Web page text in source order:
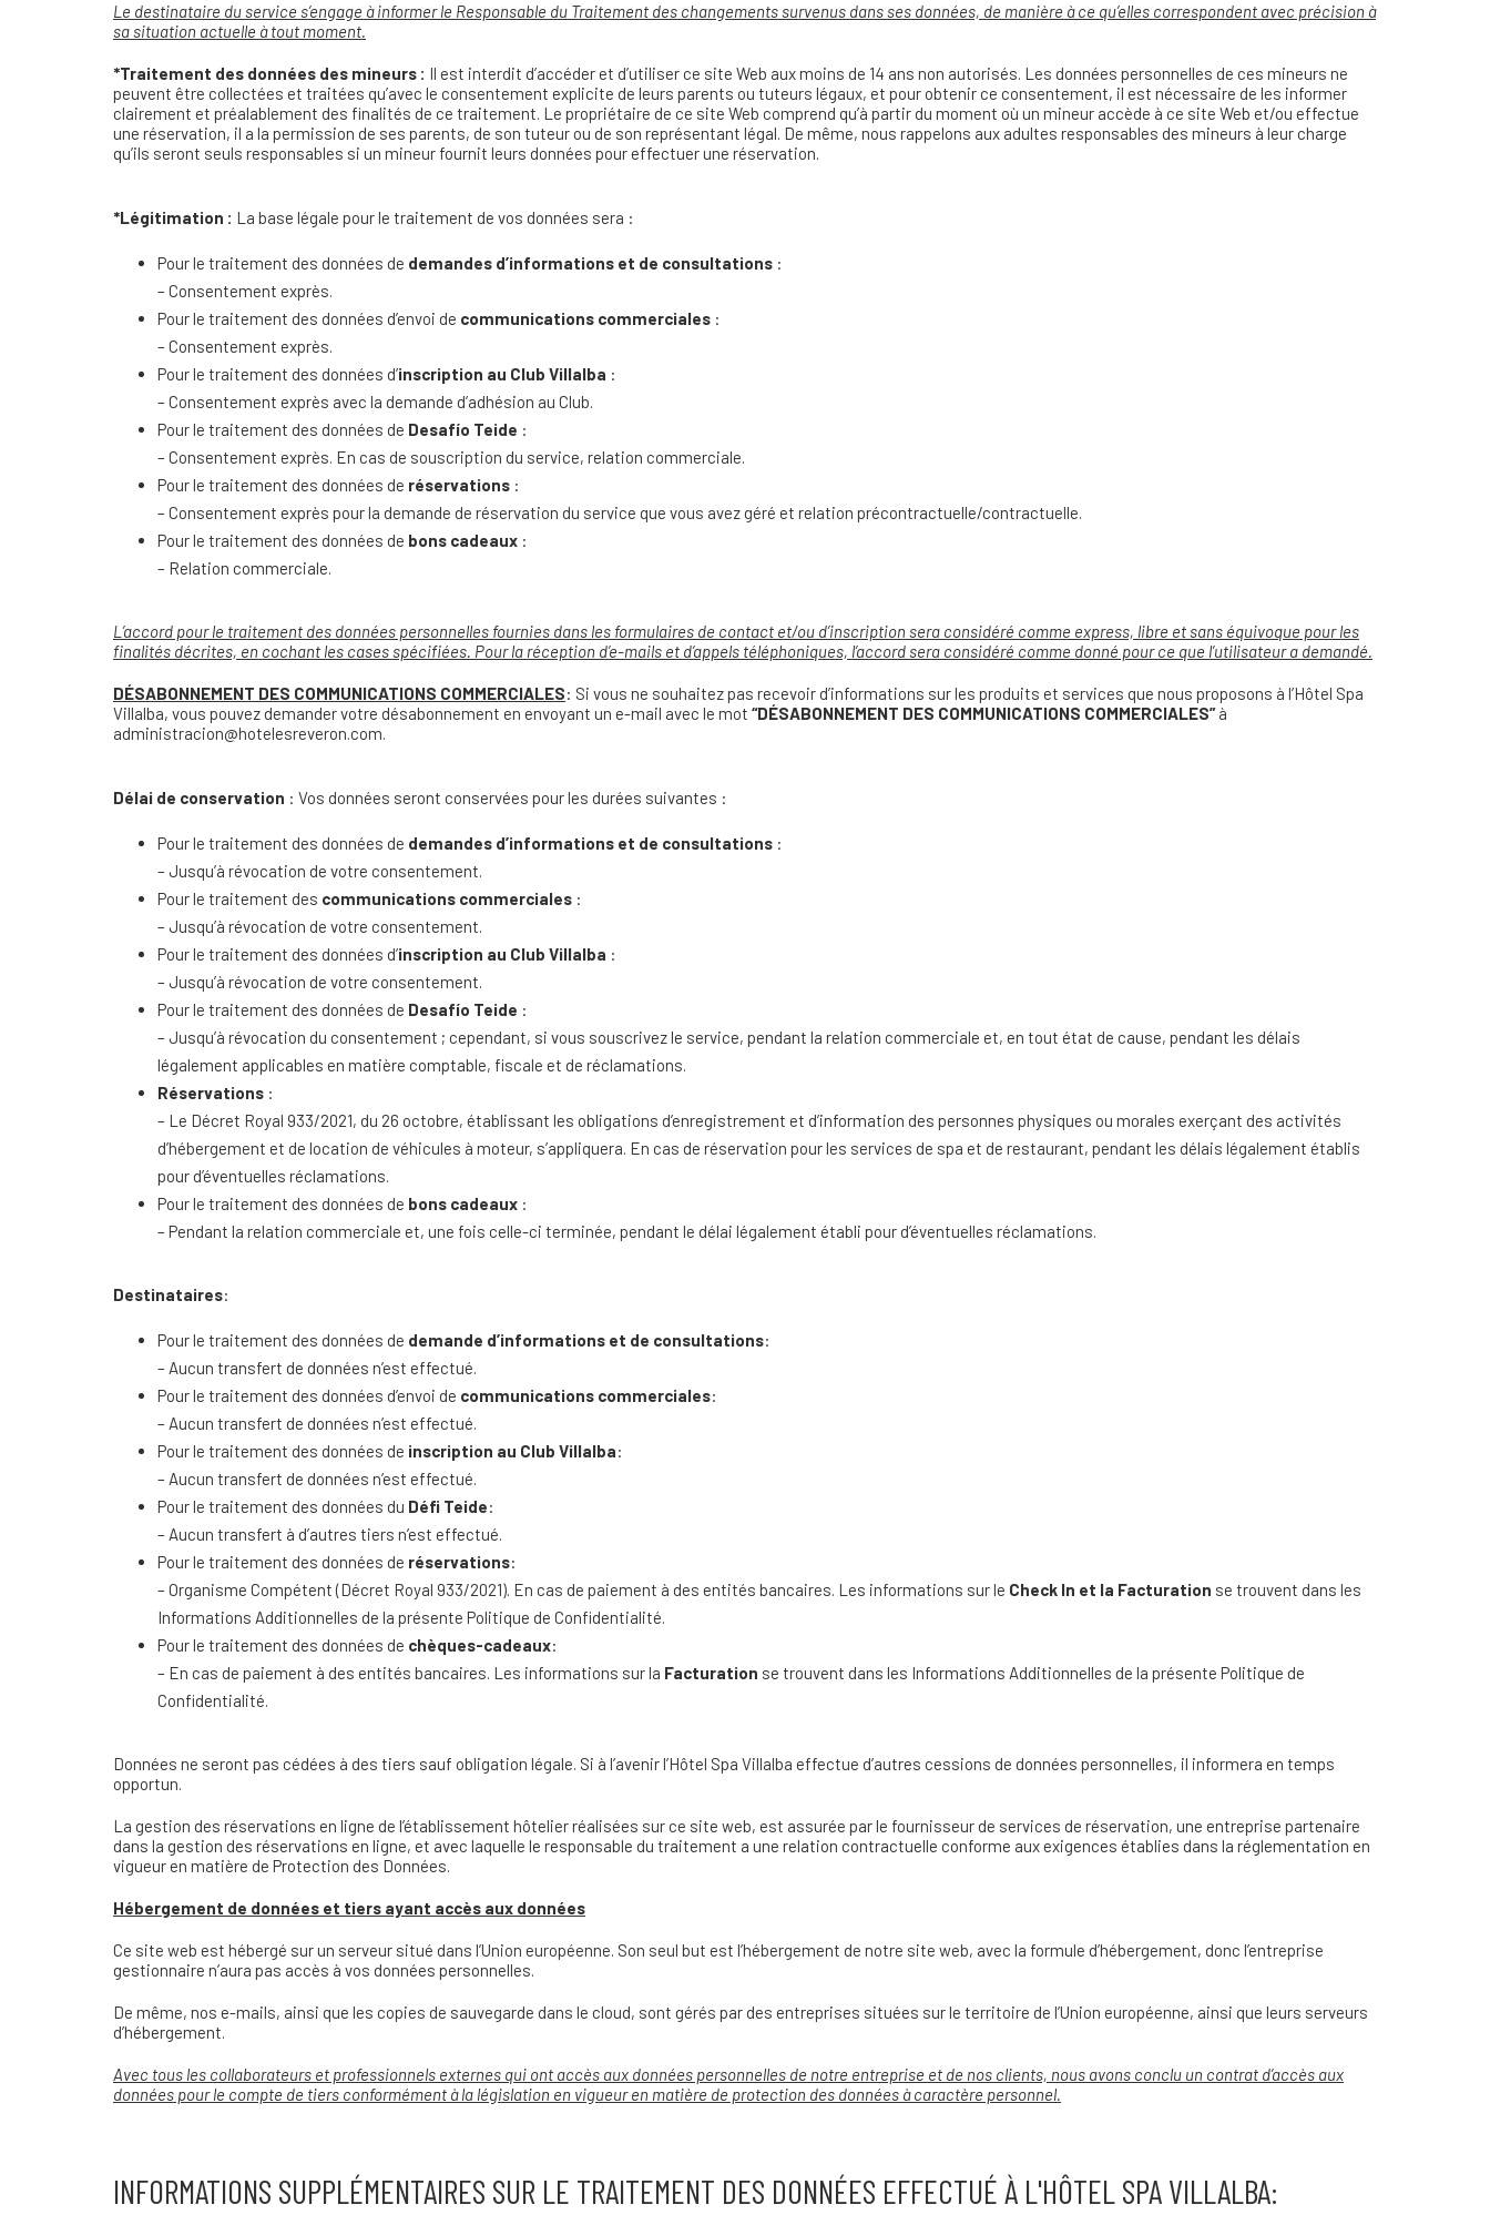
Le destinataire du service s’engage à informer le Responsable du Traitement des changements survenus dans ses données, de manière à ce qu’elles correspondent avec précision à
sa situation actuelle à tout moment.
*Traitement des données des mineurs : Il est interdit d’accéder et d’utiliser ce site Web aux moins de 14 ans non autorisés. Les données personnelles de ces mineurs ne
peuvent être collectées et traitées qu’avec le consentement explicite de leurs parents ou tuteurs légaux, et pour obtenir ce consentement, il est nécessaire de les informer
clairement et préalablement des finalités de ce traitement. Le propriétaire de ce site Web comprend qu’à partir du moment où un mineur accède à ce site Web et/ou effectue
une réservation, il a la permission de ses parents, de son tuteur ou de son représentant légal. De même, nous rappelons aux adultes responsables des mineurs à leur charge
qu’ils seront seuls responsables si un mineur fournit leurs données pour effectuer une réservation.
*Légitimation : La base légale pour le traitement de vos données sera :
Pour le traitement des données de demandes d’informations et de consultations :
– Consentement exprès.
Pour le traitement des données d’envoi de communications commerciales :
– Consentement exprès.
Pour le traitement des données d’inscription au Club Villalba :
– Consentement exprès avec la demande d’adhésion au Club.
Pour le traitement des données de Desafío Teide :
– Consentement exprès. En cas de souscription du service, relation commerciale.
Pour le traitement des données de réservations :
– Consentement exprès pour la demande de réservation du service que vous avez géré et relation précontractuelle/contractuelle.
Pour le traitement des données de bons cadeaux :
– Relation commerciale.
L’accord pour le traitement des données personnelles fournies dans les formulaires de contact et/ou d’inscription sera considéré comme express, libre et sans équivoque pour les
finalités décrites, en cochant les cases spécifiées. Pour la réception d’e-mails et d’appels téléphoniques, l’accord sera considéré comme donné pour ce que l’utilisateur a demandé.
DÉSABONNEMENT DES COMMUNICATIONS COMMERCIALES: Si vous ne souhaitez pas recevoir d’informations sur les produits et services que nous proposons à l’Hôtel Spa
Villalba, vous pouvez demander votre désabonnement en envoyant un e-mail avec le mot “DÉSABONNEMENT DES COMMUNICATIONS COMMERCIALES”à
administracion@hotelesreveron.com.
Délai de conservation : Vos données seront conservées pour les durées suivantes :
Pour le traitement des données de demandes d’informations et de consultations :
– Jusqu’à révocation de votre consentement.
Pour le traitement des communications commerciales :
– Jusqu’à révocation de votre consentement.
Pour le traitement des données d’inscription au Club Villalba :
– Jusqu’à révocation de votre consentement.
Pour le traitement des données de Desafío Teide :
– Jusqu’à révocation du consentement ; cependant, si vous souscrivez le service, pendant la relation commerciale et, en tout état de cause, pendant les délais
légalement applicables en matière comptable, fiscale et de réclamations.
Réservations :
– Le Décret Royal 933/2021, du 26 octobre, établissant les obligations d’enregistrement et d’information des personnes physiques ou morales exerçant des activités
d’hébergement et de location de véhicules à moteur, s’appliquera. En cas de réservation pour les services de spa et de restaurant, pendant les délais légalement établis
pour d’éventuelles réclamations.
Pour le traitement des données de bons cadeaux :
– Pendant la relation commerciale et, une fois celle-ci terminée, pendant le délai légalement établi pour d’éventuelles réclamations.
Destinataires:
Pour le traitement des données de demande d’informations et de consultations:
– Aucun transfert de données n’est effectué.
Pour le traitement des données d’envoi de communications commerciales:
– Aucun transfert de données n’est effectué.
Pour le traitement des données de inscription au Club Villalba:
– Aucun transfert de données n’est effectué.
Pour le traitement des données du Défi Teide:
– Aucun transfert à d’autres tiers n’est effectué.
Pour le traitement des données de réservations:
– Organisme Compétent (Décret Royal 933/2021). En cas de paiement à des entités bancaires. Les informations sur le Check In et la Facturation se trouvent dans les
Informations Additionnelles de la présente Politique de Confidentialité.
Pour le traitement des données de chèques-cadeaux:
– En cas de paiement à des entités bancaires. Les informations sur la Facturation se trouvent dans les Informations Additionnelles de la présente Politique de
Confidentialité.
Données ne seront pas cédées à des tiers sauf obligation légale. Si à l’avenir l’Hôtel Spa Villalba effectue d’autres cessions de données personnelles, il informera en temps
opportun.
La gestion des réservations en ligne de l’établissement hôtelier réalisées sur ce site web, est assurée par le fournisseur de services de réservation, une entreprise partenaire
dans la gestion des réservations en ligne, et avec laquelle le responsable du traitement a une relation contractuelle conforme aux exigences établies dans la réglementation en
vigueur en matière de Protection des Données.
Hébergement de données et tiers ayant accès aux données
Ce site web est hébergé sur un serveur situé dans l’Union européenne. Son seul but est l’hébergement de notre site web, avec la formule d’hébergement, donc l’entreprise
gestionnaire n’aura pas accès à vos données personnelles.
De même, nos e-mails, ainsi que les copies de sauvegarde dans le cloud, sont gérés par des entreprises situées sur le territoire de l’Union européenne, ainsi que leurs serveurs
d’hébergement.
Avec tous les collaborateurs et professionnels externes qui ont accès aux données personnelles de notre entreprise et de nos clients, nous avons conclu un contrat d’accès aux
données pour le compte de tiers conformément à la législation en vigueur en matière de protection des données à caractère personnel.
INFORMATIONS SUPPLÉMENTAIRES SUR LE TRAITEMENT DES DONNÉES EFFECTUÉ À L'HÔTEL SPA VILLALBA: